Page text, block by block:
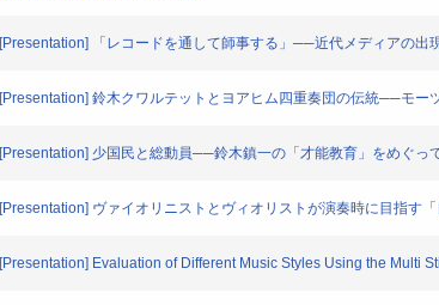
[Presentation] 「レコードを通して師事する」──近代メディアの
[Presentation] 鈴木クワルテットとヨアヒム四重奏団の伝統──モ
[Presentation] 少国民と総動員──鈴木鎮一の「才能教育」をめぐっ
[Presentation] ヴァイオリニストとヴィオリストが演奏時に目指す
[Presentation] Evaluation of Different Music Styles Using the Multi